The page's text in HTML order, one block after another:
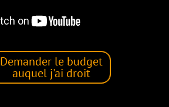
Demander le budget
auquel j'ai droit